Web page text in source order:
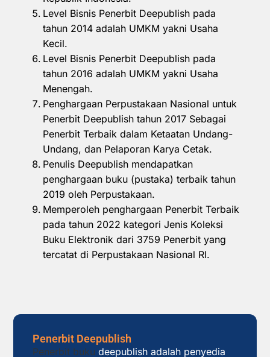
Level Bisnis Penerbit Deepublish pada
tahun 2014 adalah UMKM yakni Usaha
Kecil.
Level Bisnis Penerbit Deepublish pada
tahun 2016 adalah UMKM yakni Usaha
Menengah.
Penghargaan Perpustakaan Nasional untuk
Penerbit Deepublish tahun 2017 Sebagai
Penerbit Terbaik dalam Ketaatan Undang-
Undang, dan Pelaporan Karya Cetak.
Penulis Deepublish mendapatkan
penghargaan buku (pustaka) terbaik tahun
2019 oleh Perpustakaan.
Memperoleh penghargaan Penerbit Terbaik
pada tahun 2022 kategori Jenis Koleksi
Buku Elektronik dari 3759 Penerbit yang
tercatat di Perpustakaan Nasional RI.
Penerbit Deepublish
Penerbit buku deepublish adalah penyedia